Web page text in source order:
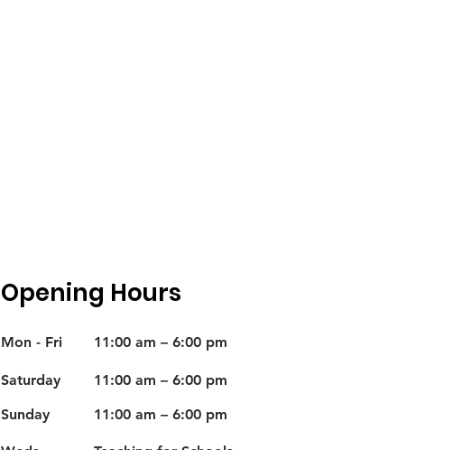
Opening Hours
Mon - Fri 11:00 am – 6:00 pm
Saturday
11:00 am – 6:00 pm
​Sunday
11:00 am – 6:00 pm